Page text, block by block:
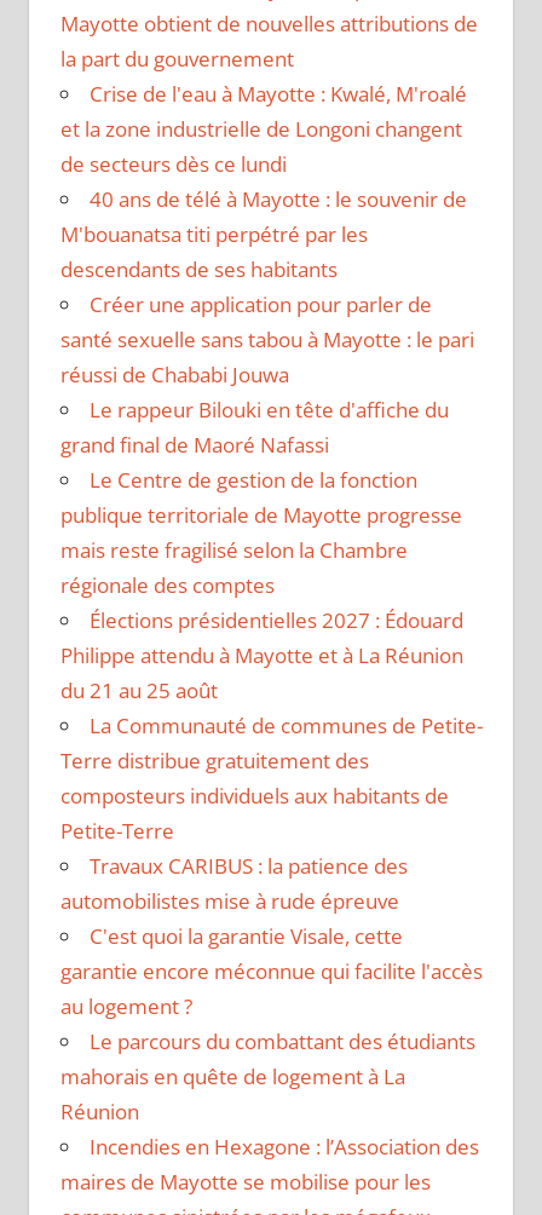
Mayotte obtient de nouvelles attributions de
la part du gouvernement
Crise de l'eau à Mayotte : Kwalé, M'roalé
et la zone industrielle de Longoni changent
de secteurs dès ce lundi
40 ans de télé à Mayotte : le souvenir de
M'bouanatsa titi perpétré par les
descendants de ses habitants
Créer une application pour parler de
santé sexuelle sans tabou à Mayotte : le pari
réussi de Chababi Jouwa
Le rappeur Bilouki en tête d'affiche du
grand final de Maoré Nafassi
Le Centre de gestion de la fonction
publique territoriale de Mayotte progresse
mais reste fragilisé selon la Chambre
régionale des comptes
Élections présidentielles 2027 : Édouard
Philippe attendu à Mayotte et à La Réunion
du 21 au 25 août
La Communauté de communes de Petite-
Terre distribue gratuitement des
composteurs individuels aux habitants de
Petite-Terre
Travaux CARIBUS : la patience des
automobilistes mise à rude épreuve
C'est quoi la garantie Visale, cette
garantie encore méconnue qui facilite l'accès
au logement ?
Le parcours du combattant des étudiants
mahorais en quête de logement à La
Réunion
Incendies en Hexagone : l’Association des
maires de Mayotte se mobilise pour les